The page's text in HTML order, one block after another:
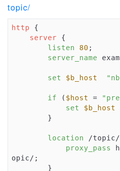
topic/
http {
server {
listen
80 ;
server_name
set $b_host
if ( $host =
set
$b_host
location /
proxy_pass
opic/;